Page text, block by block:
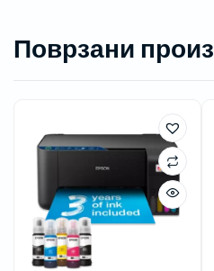
Поврзани